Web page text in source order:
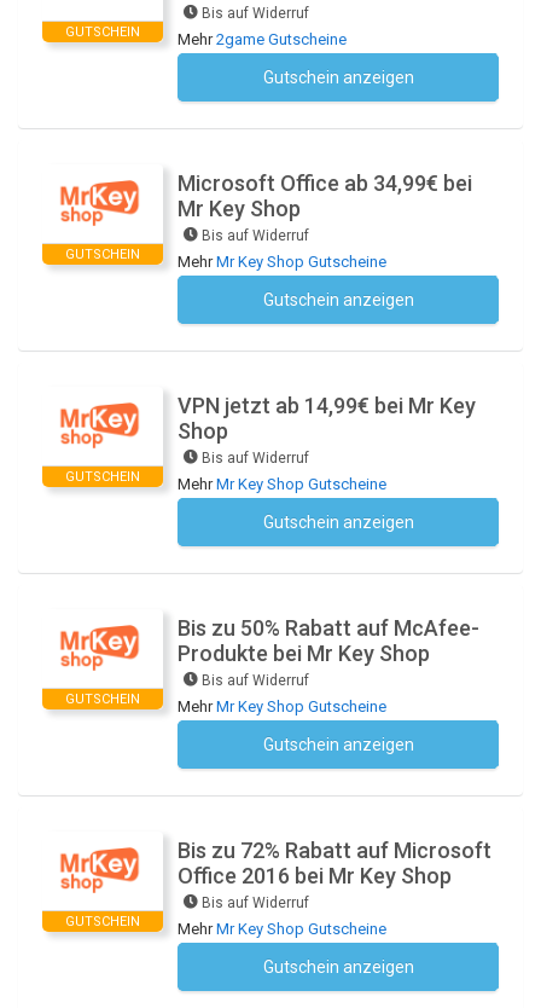
GUTSCHEIN
Bis auf Widerruf
Mehr2game Gutscheine
Gutschein anzeigen
GUTSCHEIN
Microsoft Office ab 34,99€ bei
Mr Key Shop
Bis auf Widerruf
MehrMr Key Shop Gutscheine
Gutschein anzeigen
GUTSCHEIN
VPN jetzt ab 14,99€ bei Mr Key
Shop
Bis auf Widerruf
MehrMr Key Shop Gutscheine
Gutschein anzeigen
GUTSCHEIN
Bis zu 50% Rabatt auf McAfee-
Produkte bei Mr Key Shop
Bis auf Widerruf
MehrMr Key Shop Gutscheine
Gutschein anzeigen
GUTSCHEIN
Bis zu 72% Rabatt auf Microsoft
Office 2016 bei Mr Key Shop
Bis auf Widerruf
MehrMr Key Shop Gutscheine
Gutschein anzeigen